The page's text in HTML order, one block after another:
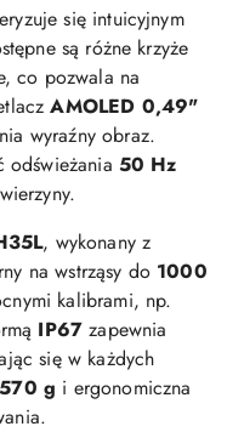
się intuicyjnym
są różne krzyże
co pozwala na
AMOLED 0,49"
wyraźny obraz.
odświeżania 50 Hz
, wykonany z
na wstrząsy do 1000
kalibrami, np.
IP67 zapewnia
się w każdych
570 g i ergonomiczna